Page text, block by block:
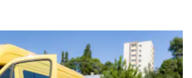
didesnės spūstys. Prašome
ribojimus ir eismo nukreipimą
galimybes rinktis kitus